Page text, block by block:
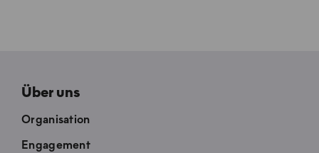
Über uns
Organisation
Engagement